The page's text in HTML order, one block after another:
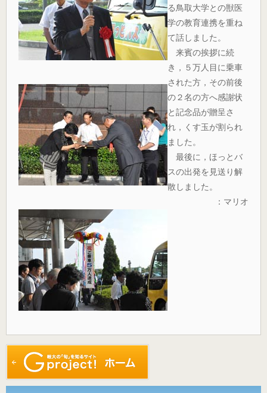
る鳥取大学との獣医
学の教育連携を重ね
て話しました。
来賓の挨拶に続
き，５万人目に乗車
された方，その前後
の２名の方へ感謝状
と記念品が贈呈さ
れ，くす玉が割られ
ました。
最後に，ほっとバ
スの出発を見送り解
散しました。
：マリオ